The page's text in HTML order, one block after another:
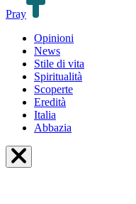
Pray
Opinioni
News
Stile di vita
Spiritualità
Scoperte
Eredità
Italia
Abbazia